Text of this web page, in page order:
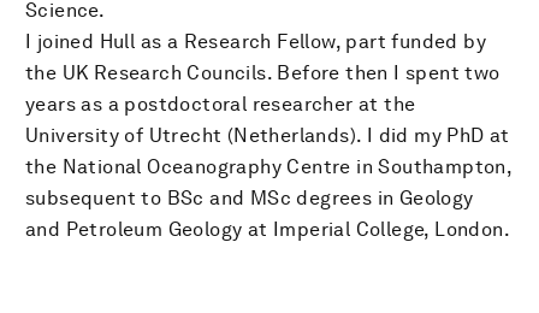
Science.
I joined Hull as a Research Fellow, part funded by
the UK Research Councils. Before then I spent two
years as a postdoctoral researcher at the
University of Utrecht (Netherlands). I did my PhD at
the National Oceanography Centre in Southampton,
subsequent to BSc and MSc degrees in Geology
and Petroleum Geology at Imperial College, London.